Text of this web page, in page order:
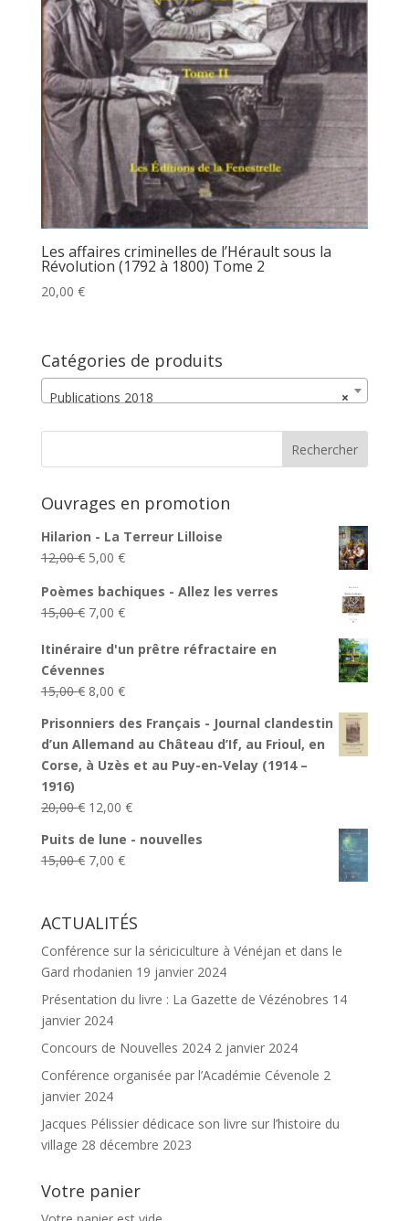
Les affaires criminelles de l’Hérault sous la
Révolution (1792 à 1800) Tome 2
20,00 €
Catégories de produits
×
Publications 2018
Ouvrages en promotion
Hilarion - La Terreur Lilloise
12,00€ Le
initial
était :
12,00 €.
5,00 €Le
actuel
est :
5,00 €.
Poèmes bachiques - Allez les verres
15,00€ Le
initial
était :
15,00 €.
7,00 €Le
actuel
7,00 €.
Itinéraire d'un prêtre réfractaire en
Cévennes
15,00€ Le
initial
était :
15,00 €.
8,00 €Le
actuel
est :
8,00 €.
Prisonniers des Français - Journal clandestin
d’un Allemand au Château d’If, au Frioul, en
Corse, à Uzès et au Puy-en-Velay (1914 –
1916)
20,00€ Le
initial
était :
12,00 €Le
actuel
Puits de lune - nouvelles
15,00€ Le
était :
7,00 €Le
est :
7,00 €.
ACTUALITÉS
Conférence sur la sériciculture à Vénéjan et dans le
Gard rhodanien 19 janvier 2024
Présentation du livre : La Gazette de Vézénobres 14
janvier 2024
Concours de Nouvelles 2024 2 janvier 2024
Conférence organisée par l’Académie Cévenole 2
janvier 2024
Jacques Pélissier dédicace son livre sur l’histoire du
village 28 décembre 2023
Votre panier